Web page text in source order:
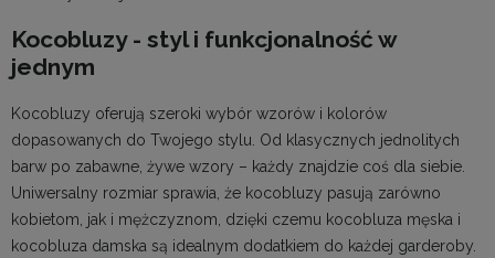
Kocobluzy - styl i funkcjonalność w
jednym
Kocobluzy oferują szeroki wybór wzorów i kolorów
dopasowanych do Twojego stylu. Od klasycznych jednolitych
barw po zabawne, żywe wzory – każdy znajdzie coś dla siebie.
Uniwersalny rozmiar sprawia, że kocobluzy pasują zarówno
kobietom, jak i mężczyznom, dzięki czemu kocobluza męska i
kocobluza damska są idealnym dodatkiem do każdej garderoby.